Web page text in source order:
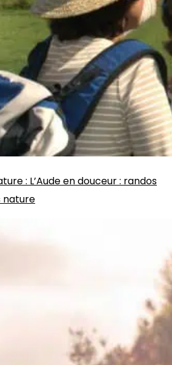
: L’Aude en douceur : randos
nature